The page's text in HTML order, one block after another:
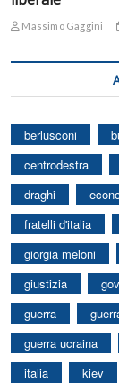
Massimo Gaggini
berlusconi
centrodestra
draghi
fratelli d'italia
giorgia meloni
giustizia
guerra
guerra ucraina
italia
kiev